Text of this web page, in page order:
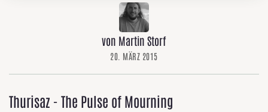
von Martin Storf
20. MÄRZ 2015
Thurisaz - The Pulse of Mourning